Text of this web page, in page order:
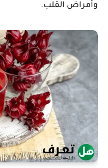
وأمراض القلب.